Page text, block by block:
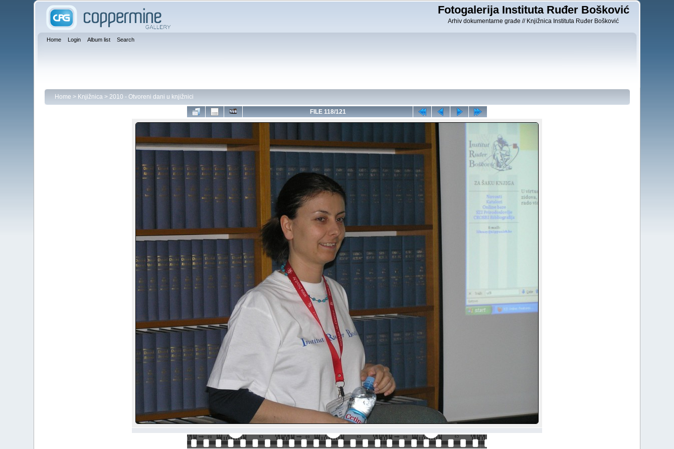
Fotogalerija Instituta Ruđer Bošković
Arhiv dokumentarne građe // Knjižnica Instituta Ruđer Bošković
Home Login Album list Search
Home > Knjižnica> 2010 - Otvoreni dani u knjižnici
FILE 118/121